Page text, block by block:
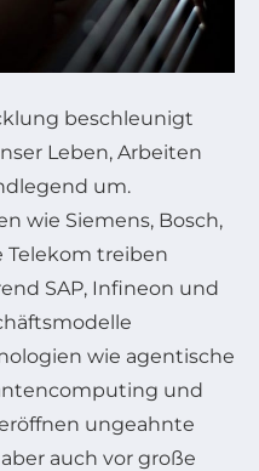
beschleunigt
Leben, Arbeiten
um.
wie Siemens, Bosch,
Telekom treiben
SAP, Infineon und
wie agentische
und
ungeahnte
auch vor große